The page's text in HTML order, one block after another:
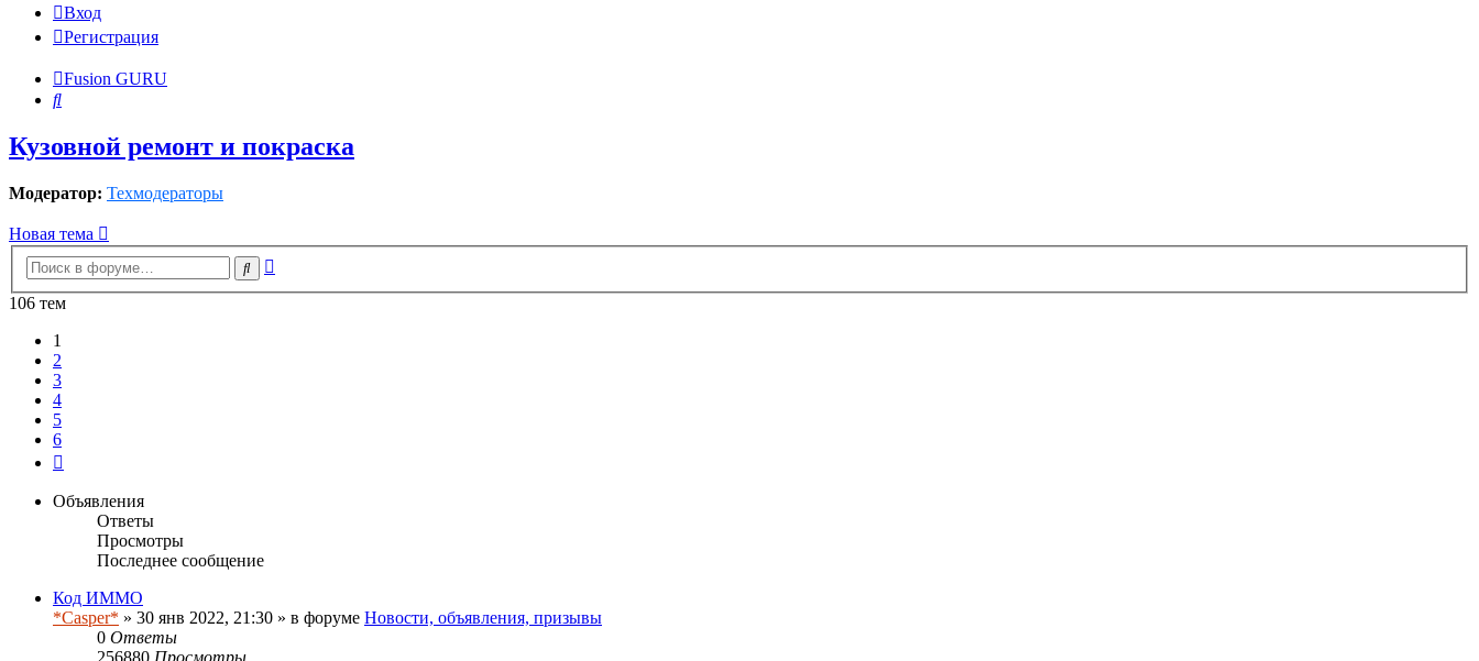
Вход
Регистрация
Fusion GURU
Поиск
Кузовной ремонт и покраска
Модератор: Техмодераторы
Новая тема
Поиск
106 тем
1
2
3
4
5
6
Объявления
Ответы
Просмотры
Последнее сообщение
Код ИММО
*Casper* » 30 янв 2022, 21:30 » в форуме Новости, объявления, призывы
0 Ответы
256880 Просмотры